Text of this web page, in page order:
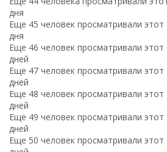
дня
Еще 45 человек просматривали этот
дня
Еще 46 человек просматривали этот
дней
Еще 47 человек просматривали этот
дней
Еще 48 человек просматривали этот
дней
Еще 49 человек просматривали этот
дней
Еще 50 человек просматривали этот